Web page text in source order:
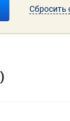
Сбросить